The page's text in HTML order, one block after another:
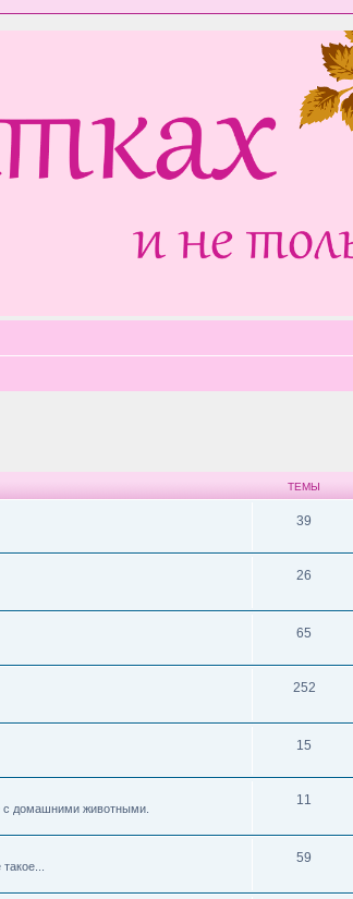
ТЕМЫ
39
26
65
252
15
с домашними животными.
11
59